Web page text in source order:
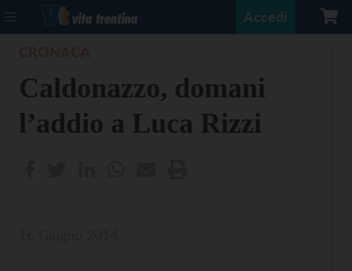
Accedi
Caldonazzo, domani
l’addio a Luca Rizzi